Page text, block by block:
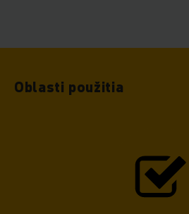
požiadavky
Oblasti použitia